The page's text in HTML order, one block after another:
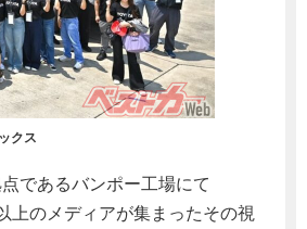
クス
であるバンポー工場にて
のメディアが集まったその視